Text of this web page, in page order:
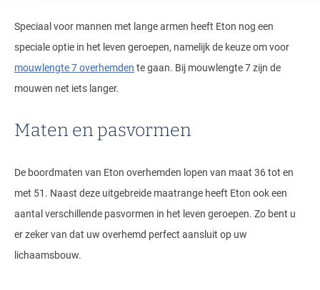
Speciaal voor mannen met lange armen heeft Eton nog een
speciale optie in het leven geroepen, namelijk de keuze om voor
mouwlengte 7 overhemden te gaan. Bij mouwlengte 7 zijn de
mouwen net iets langer.
Maten en pasvormen
De boordmaten van Eton overhemden lopen van maat 36 tot en
met 51. Naast deze uitgebreide maatrange heeft Eton ook een
aantal verschillende pasvormen in het leven geroepen. Zo bent u
er zeker van dat uw overhemd perfect aansluit op uw
lichaamsbouw.